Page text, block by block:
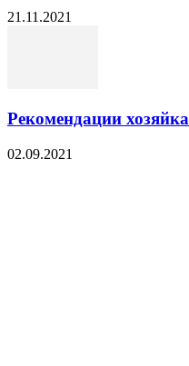
21.11.2021
Рекомендации
02.09.2021